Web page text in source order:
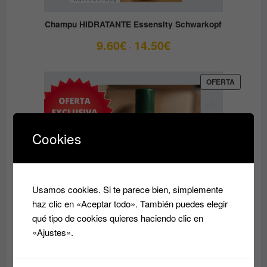
Champu HIDRATANTE Essensity Schwarkopf
9.60€ - 14.50€Rango
9.60€
OFERTA
EN
Acondicionador reparador Essensity Schwarzkopf
Cookies
Usamos cookies. Si te parece bien, simplemente
haz clic en «Aceptar todo». También puedes elegir
qué tipo de cookies quieres haciendo clic en
«Ajustes».